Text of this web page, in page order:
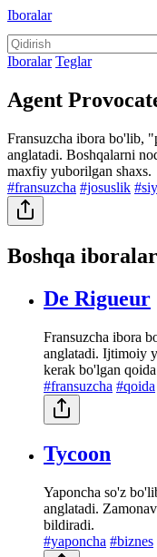
Iboralar
Iboralar Teglar
Agent
Fransuzcha ibora bo'lib,
anglatadi. Boshqalarni
maxfiy yuborilgan shaxs.
#fransuzcha #josuslik
Boshqa iboralar
De Rigueur
Fransuzcha ibora
anglatadi. Ijtimoiy
kerak bo'lgan
#fransuzcha #qoida
Tycoon
Yaponcha so'z
anglatadi.
bildiradi.
#yaponcha #biznes